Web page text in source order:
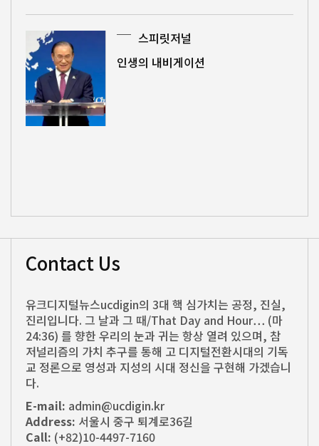
스피릿저널
인생의 내비게이션
Contact Us
유크디지털뉴스ucdigin의 3대 핵 심가치는 공정, 진실,
진리입니다. 그 날과 그 때/That Day and Hour… (마
24:36) 를 향한 우리의 눈과 귀는 항상 열려 있으며, 참
저널리즘의 가치 추구를 통해 고 디지털전환시대의 기독
교 정론으로 영성과 지성의 시대 정신을 구현해 가겠습니
다.
E-mail: admin@ucdigin.kr
Address: 서울시 중구 퇴계로36길
Call: (+82)10-4497-7160